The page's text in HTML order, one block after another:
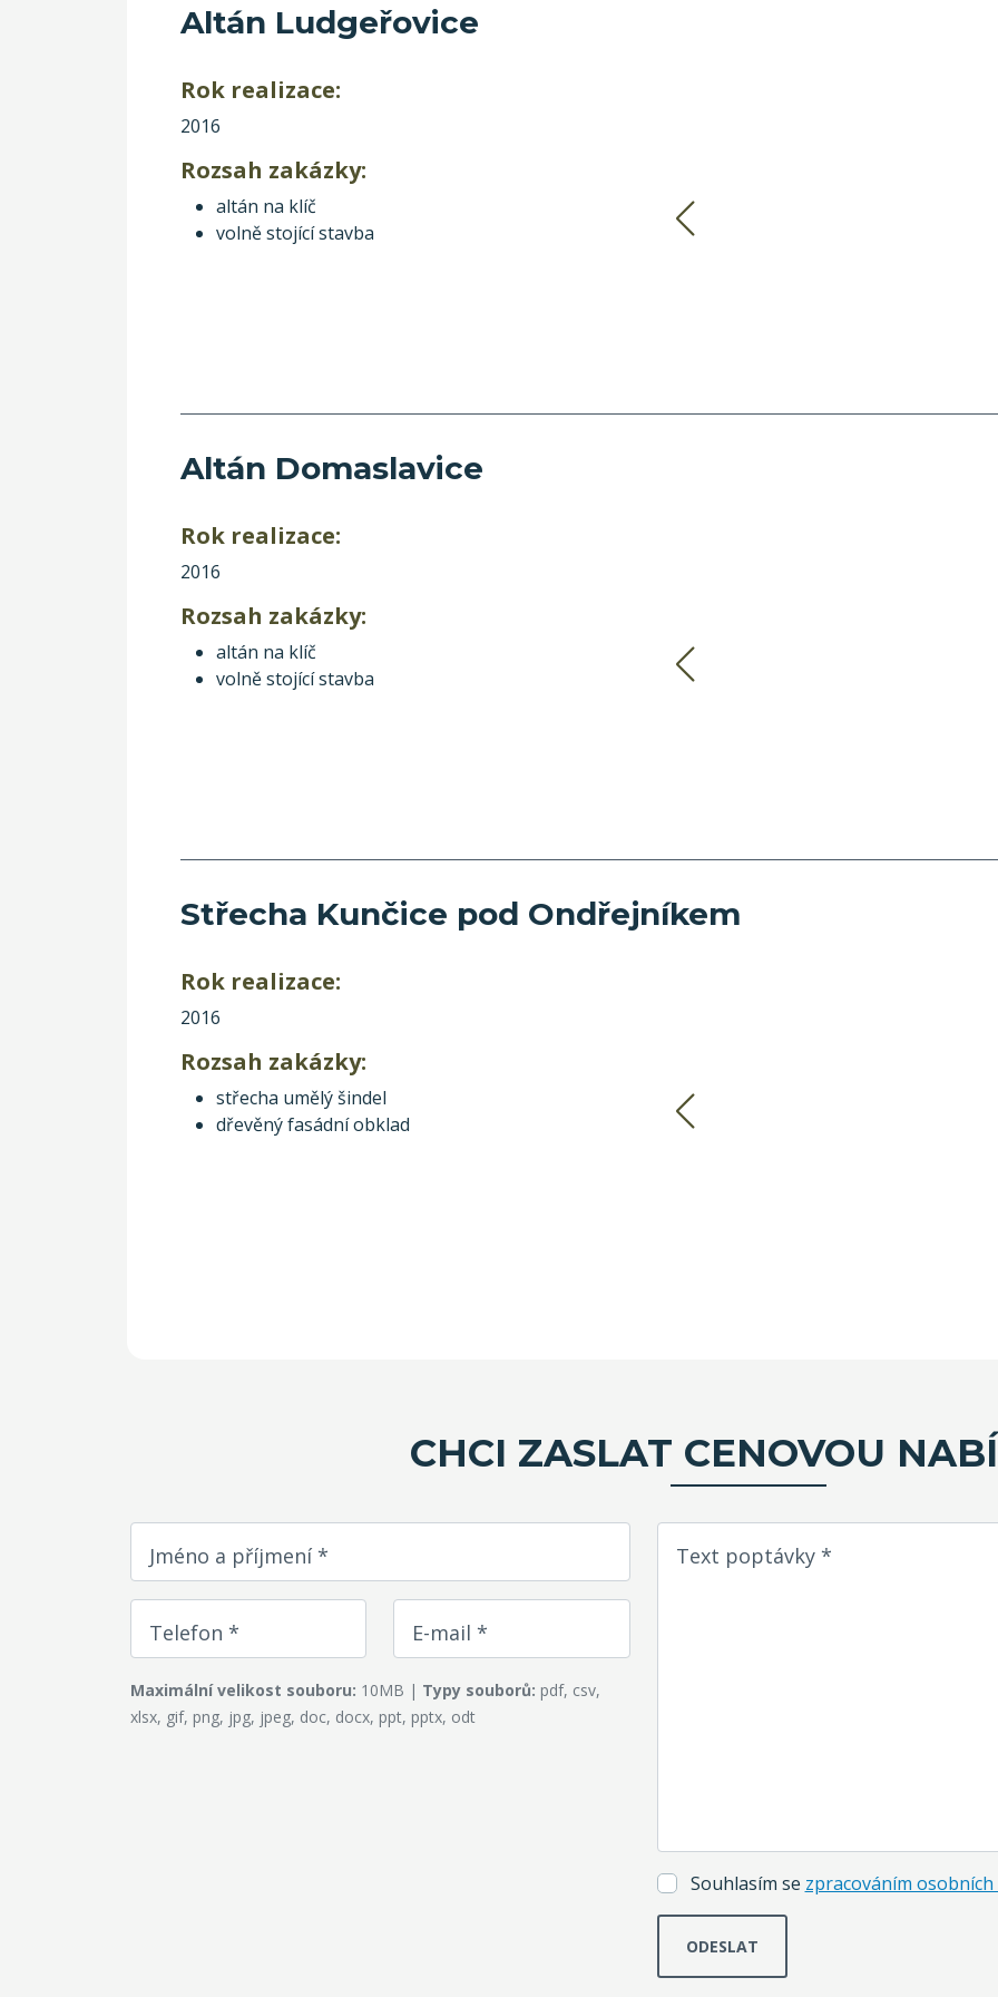
Altán Ludgeřovice
Rok realizace:
2016
Rozsah zakázky:
altán na klíč
volně stojící stavba
Altán Domaslavice
Rok realizace:
2016
Rozsah zakázky:
altán na klíč
volně stojící stavba
Střecha Kunčice pod Ondřejníkem
Rok realizace:
2016
Rozsah zakázky:
střecha umělý šindel
dřevěný fasádní obklad
CHCI ZASLAT CENOVOU
Jméno a příjmení *
Telefon * E-mail *
Maximální velikost souboru: 10MB | Typy souborů: pdf, csv,
xlsx, gif, png, jpg, jpeg, doc, docx, ppt, pptx, odt
Text poptávky *
Souhlasím se zpracováním